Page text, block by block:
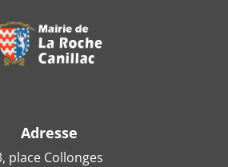
Adresse
place Collonges